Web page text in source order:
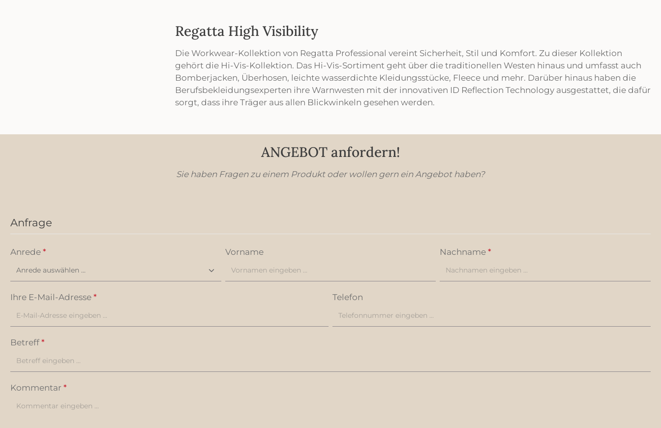
Regatta High Visibility
Die Workwear-Kollektion von Regatta Professional vereint Sicherheit, Stil und Komfort. Zu dieser Kollektion
gehört die Hi-Vis-Kollektion. Das Hi-Vis-Sortiment geht über die traditionellen Westen hinaus und umfasst auch
Bomberjacken, Überhosen, leichte wasserdichte Kleidungsstücke, Fleece und mehr. Darüber hinaus haben die
Berufsbekleidungsexperten ihre Warnwesten mit der innovativen ID Reflection Technology ausgestattet, die dafür
sorgt, dass ihre Träger aus allen Blickwinkeln gesehen werden.
ANGEBOT anfordern!
Sie haben Fragen zu einem Produkt oder wollen gern ein Angebot haben?
Anfrage
Anrede * Vorname Nachname*
Ihre E-Mail-Adresse * Telefon
Betreff *
Kommentar *